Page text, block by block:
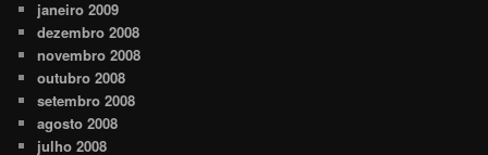
janeiro 2009
dezembro 2008
novembro 2008
outubro 2008
setembro 2008
agosto 2008
julho 2008